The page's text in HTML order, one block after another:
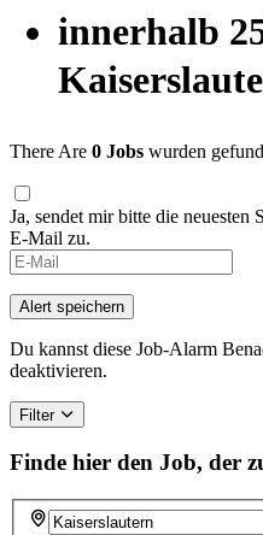
innerhalb
There Are 0 Jobs wurden
Ja, sendet mir bitte die neuesten
E-Mail zu.
Alert speichern
Du kannst diese Job-Alarm
deaktivieren.
Filter
Finde hier den Job, der